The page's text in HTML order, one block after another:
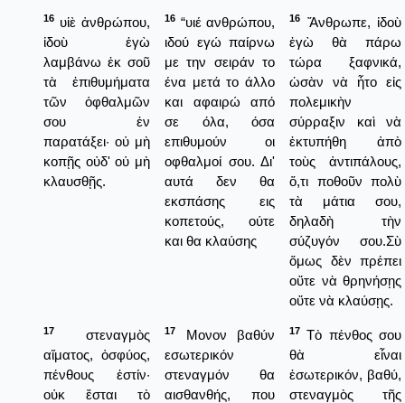
16 υἱὲ ἀνθρώπου,
ἰδοὺ ἐγὼ
λαμβάνω ἐκ σοῦ
τὰ ἐπιθυμήματα
τῶν ὀφθαλμῶν
σου ἐν
παρατάξει· οὐ μὴ
κοπῇς οὐδ' οὐ μὴ
κλαυσθῇς.
16 “υιέ ανθρώπου,
ιδού εγώ παίρνω
με την σειράν το
ένα μετά το άλλο
και αφαιρώ από
σε όλα, όσα
επιθυμούν οι
οφθαλμοί σου. Δι'
αυτά δεν θα
εκσπάσης εις
κοπετούς, ούτε
και θα κλαύσης
16
Ἄνθρωπε, ἰδοὺ
ἐγὼ θὰ πάρω
τώρα ξαφνικά,
ὡσὰν νὰ ἦτο εἰς
πολεμικὴν
σύρραξιν καὶ νὰ
ἐκτυπήθη ἀπὸ
τοὺς ἀντιπάλους,
ὅ,τι ποθοῦν πολὺ
τὰ μάτια σου,
δηλαδὴ τὴν
σύζυγόν σου.Σὺ
ὅμως δὲν πρέπει
οὔτε νὰ θρηνήσῃς
οὔτε νὰ κλαύσῃς.
17
στεναγμὸς
αἵματος, ὀσφύος,
πένθους ἐστίν·
οὐκ ἔσται τὸ
17
Μονον βαθύν
εσωτερικόν
στεναγμόν θα
αισθανθής, που
17 Τὸ πένθος σου
θὰ εἶναι
ἐσωτερικόν, βαθύ,
στεναγμὸς τῆς